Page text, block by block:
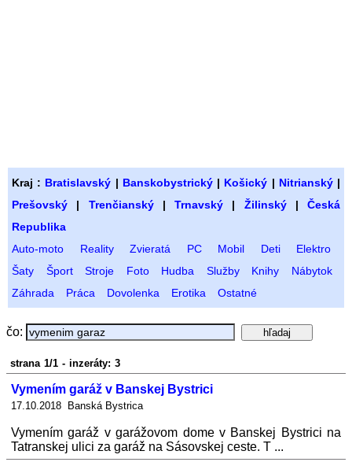
Kraj : Bratislavský | Banskobystrický| Košický | Nitrianský|
Prešovský | Trenčianský| Trnavský | Žilinský| Česká
Republika
Auto-moto
Reality Zvieratá PC Mobil Deti
Elektro
Šaty
Šport Stroje Foto Hudba Služby Knihy
Nábytok
Záhrada
Práca Dovolenka Erotika Ostatné
čo:
strana 1/1 - inzeráty: 3
Vymením garáž v Banskej Bystrici
17.10.2018 Banská Bystrica
Vymením garáž v garážovom dome v Banskej Bystrici na
Tatranskej ulici za garáž na Sásovskej ceste. T ...